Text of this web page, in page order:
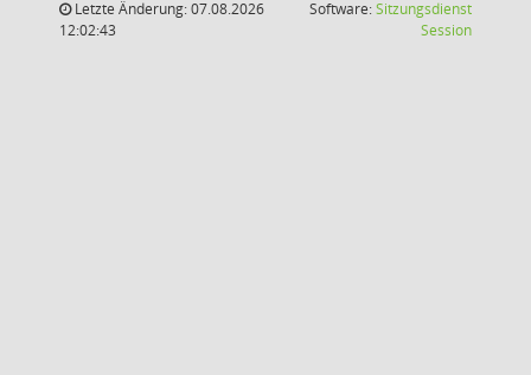
Letzte Änderung: 07.08.2026
12:02:43
Software:Sitzungsdienst
Session(Wird in